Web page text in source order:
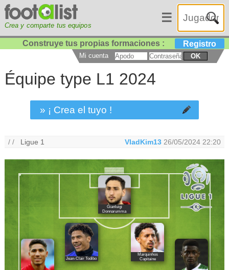
Crea y comparte tus equipos
☰
Construye tus propias formaciones : Registro
Mi cuenta OK
Équipe type L1 2024
» ¡ Crea el tuyo !
/ / Ligue 1 VladKim13 26/05/2024 22:20
Gianluigi
Donnarumma
Jean-Clair Todibo
Marquinhos
Capitaine